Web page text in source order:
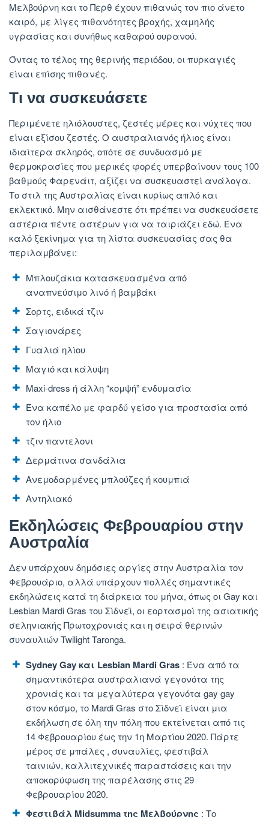
Μελβούρνη και το Περθ έχουν πιθανώς τον πιο άνετο
καιρό, με λίγες πιθανότητες βροχής, χαμηλής
υγρασίας και συνήθως καθαρού ουρανού.
Όντας το τέλος της θερινής περιόδου, οι πυρκαγιές
είναι επίσης πιθανές.
Τι να συσκευάσετε
Περιμένετε ηλιόλουστες, ζεστές μέρες και νύχτες που
είναι εξίσου ζεστές. Ο αυστραλιανός ήλιος είναι
ιδιαίτερα σκληρός, οπότε σε συνδυασμό με
θερμοκρασίες που μερικές φορές υπερβαίνουν τους 100
βαθμούς Φαρενάιτ, αξίζει να συσκευαστεί ανάλογα.
Το στιλ της Αυστραλίας είναι κυρίως απλό και
εκλεκτικό. Μην αισθάνεστε ότι πρέπει να συσκευάσετε
αστέρια πέντε αστέρων για να ταιριάζει εδώ. Ένα
καλό ξεκίνημα για τη λίστα συσκευασίας σας θα
περιλαμβάνει:
Μπλουζάκια κατασκευασμένα από
αναπνεύσιμο λινό ή βαμβάκι
Σορτς, ειδικά τζιν
Σαγιονάρες
Γυαλιά ηλίου
Μαγιό και κάλυψη
Maxi-dress ή άλλη “κομψή” ενδυμασία
Ένα καπέλο με φαρδύ γείσο για προστασία από
τον ήλιο
τζιν παντελονι
Δερμάτινα σανδάλια
Ανεμοδαρμένες μπλούζες ή κουμπιά
Αντηλιακό
Εκδηλώσεις Φεβρουαρίου στην
Αυστραλία
Δεν υπάρχουν δημόσιες αργίες στην Αυστραλία τον
Φεβρουάριο, αλλά υπάρχουν πολλές σημαντικές
εκδηλώσεις κατά τη διάρκεια του μήνα, όπως οι Gay και
Lesbian Mardi Gras του Σίδνεϊ, οι εορτασμοί της ασιατικής
σεληνιακής Πρωτοχρονιάς και η σειρά θερινών
συναυλιών Twilight Taronga.
Sydney Gay και Lesbian Mardi Gras : Ένα από τα
σημαντικότερα αυστραλιανά γεγονότα της
χρονιάς και τα μεγαλύτερα γεγονότα gay gay
στον κόσμο, το Mardi Gras στο Σίδνεϊ είναι μια
εκδήλωση σε όλη την πόλη που εκτείνεται από τις
14 Φεβρουαρίου έως την 1η Μαρτίου 2020. Πάρτε
μέρος σε μπάλες , συναυλίες, φεστιβάλ
ταινιών, καλλιτεχνικές παραστάσεις και την
αποκορύφωση της παρέλασης στις 29
Φεβρουαρίου 2020.
Φεστιβάλ Midsumma της Μελβούρνης : Το